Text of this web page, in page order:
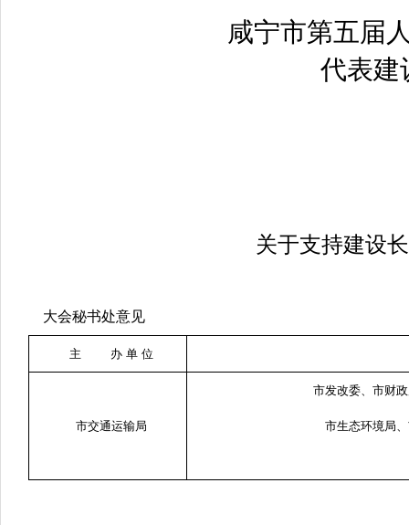
咸宁市第五届
代表建
关于支持建设
大会秘书处意见
主 办 单 位
市交通运输局
市发改委、市财
市生态环境局